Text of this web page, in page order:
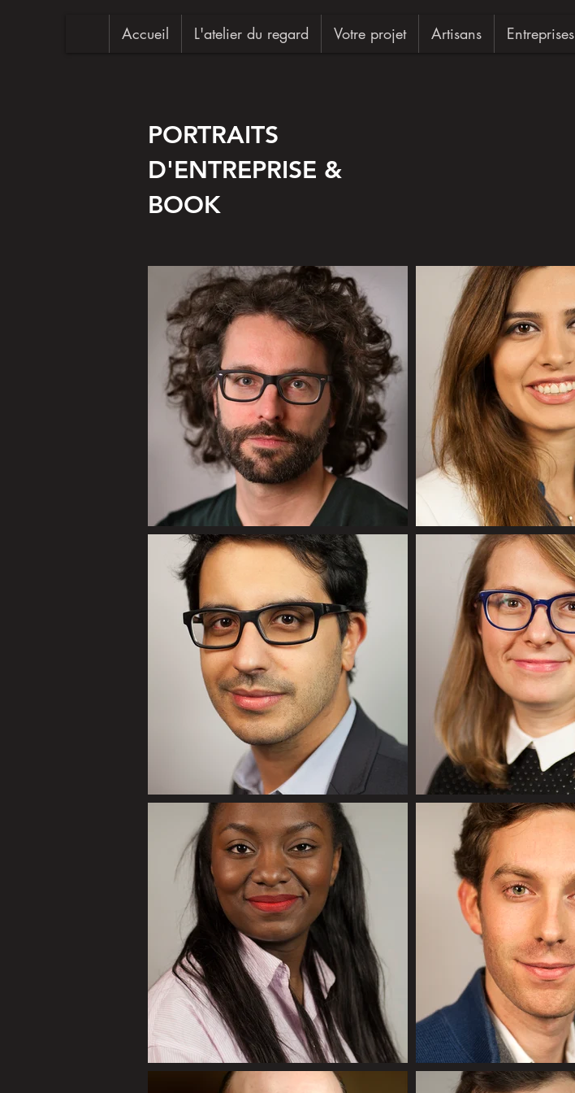
Accueil L'atelier du regard Votre projet Artisans Entreprises
PORTRAITS
D'ENTREPRISE &
BOOK